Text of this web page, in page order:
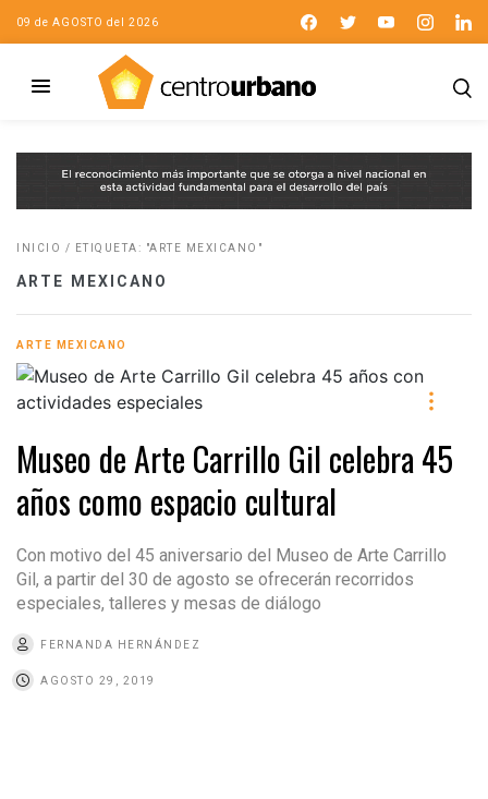
09 de AGOSTO del 2026
INICIO / ETIQUETA: "ARTE MEXICANO"
ARTE MEXICANO
ARTE MEXICANO
Museo de Arte Carrillo Gil celebra 45
años como espacio cultural
Con motivo del 45 aniversario del Museo de Arte Carrillo
Gil, a partir del 30 de agosto se ofrecerán recorridos
especiales, talleres y mesas de diálogo
FERNANDA HERNÁNDEZ
AGOSTO 29, 2019